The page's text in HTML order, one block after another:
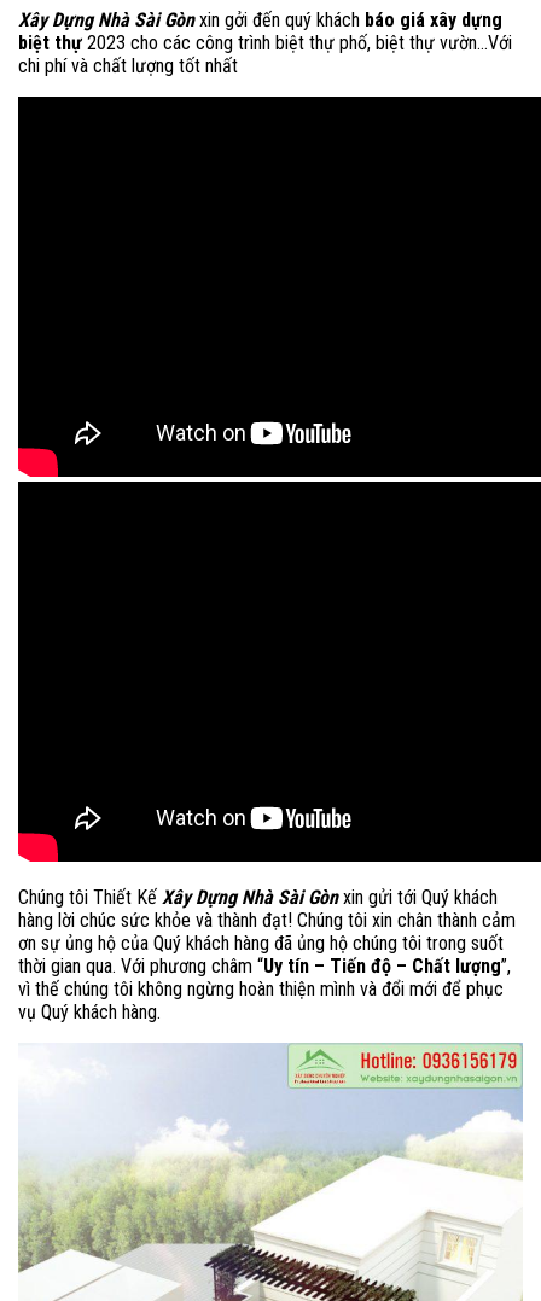
Xây Dựng Nhà Sài Gònxin gởi đến quý khách báo giá xây dựng
biệt thự 2023 cho các công trình biệt thự phố, biệt thự vườn…Với
chi phí và chất lượng tốt nhất
Chúng tôi Thiết Kế Xây Dựng Nhà Sài Gònxin gửi tới Quý khách
hàng lời chúc sức khỏe và thành đạt! Chúng tôi xin chân thành cảm
ơn sự ủng hộ của Quý khách hàng đã ủng hộ chúng tôi trong suốt
thời gian qua. Với phương châm “Uy tín – Tiến độ – Chất lượng”,
vì thế chúng tôi không ngừng hoàn thiện mình và đổi mới để phục
vụ Quý khách hàng.